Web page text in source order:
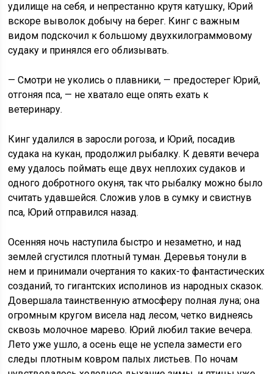
удилище на себя, и непрестанно крутя катушку, Юрий
вскоре выволок добычу на берег. Кинг с важным
видом подскочил к большому двухкилограммовому
судаку и принялся его облизывать.
— Смотри не уколись о плавники, — предостерег Юрий,
отгоняя пса, — не хватало еще опять ехать к
ветеринару.
Кинг удалился в заросли рогоза, и Юрий, посадив
судака на кукан, продолжил рыбалку. К девяти вечера
ему удалось поймать еще двух неплохих судаков и
одного добротного окуня, так что рыбалку можно было
считать удавшейся. Сложив улов в сумку и свистнув
пса, Юрий отправился назад.
Осенняя ночь наступила быстро и незаметно, и над
землей сгустился плотный туман. Деревья тонули в
нем и принимали очертания то каких-то фантастических
созданий, то гигантских исполинов из народных сказок.
Довершала таинственную атмосферу полная луна; она
огромным кругом висела над лесом, четко виднеясь
сквозь молочное марево. Юрий любил такие вечера.
Лето уже ушло, а осень еще не успела замести его
следы плотным ковром палых листьев. По ночам